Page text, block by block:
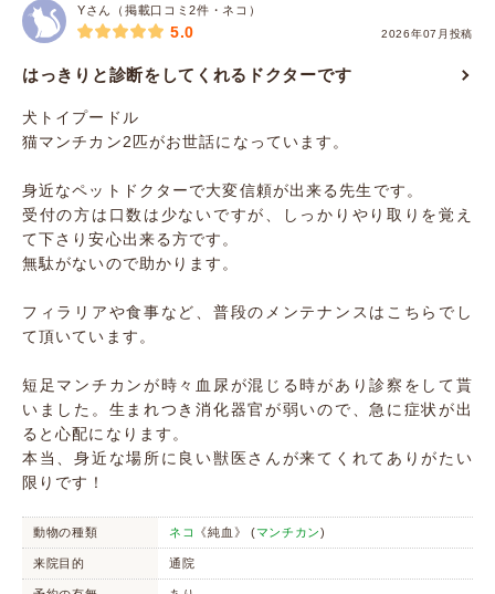
Yさん（掲載口コミ2件・ネコ）
2026年07月投稿
5.0
はっきりと診断をしてくれるドクターです
犬トイプードル
猫マンチカン2匹がお世話になっています。
身近なペットドクターで大変信頼が出来る先生です。
受付の方は口数は少ないですが、しっかりやり取りを覚え
て下さり安心出来る方です。
無駄がないので助かります。
フィラリアや食事など、普段のメンテナンスはこちらでし
て頂いています。
短足マンチカンが時々血尿が混じる時があり診察をして貰
いました。生まれつき消化器官が弱いので、急に症状が出
ると心配になります。
本当、身近な場所に良い獣医さんが来てくれてありがたい
限りです！
動物の種類 ネコ 《純血》 (マンチカン)
来院目的 通院